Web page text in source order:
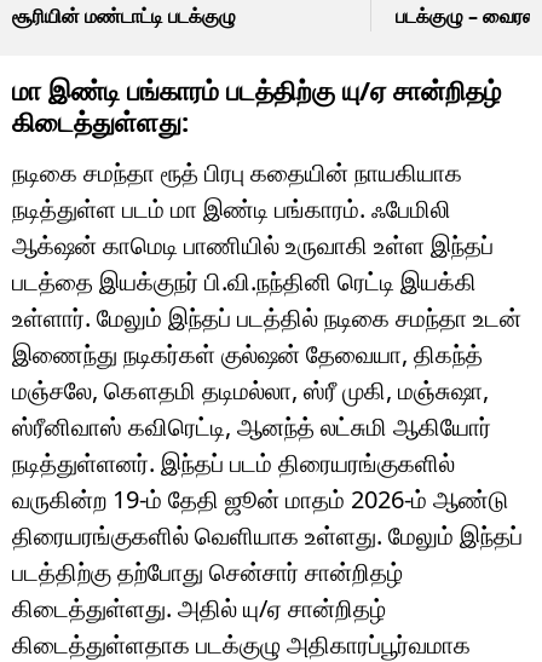
சூரியின் மண்டாட்டி படக்குழு
படக்குழு –
மா இண்டி பங்காரம் படத்திற்கு யு/ஏ சான்றிதழ்
கிடைத்துள்ளது:
நடிகை சமந்தா ரூத் பிரபு கதையின் நாயகியாக
நடித்துள்ள படம் மா இண்டி பங்காரம். ஃபேமிலி
ஆக்‌ஷன் காமெடி பாணியில் உருவாகி உள்ள இந்தப்
படத்தை இயக்குநர் பி.வி.நந்தினி ரெட்டி இயக்கி
உள்ளார். மேலும் இந்தப் படத்தில் நடிகை சமந்தா உடன்
இணைந்து நடிகர்கள் குல்ஷன் தேவையா, திகந்த்
மஞ்சலே, கௌதமி தடிமல்லா, ஸ்ரீ முகி, மஞ்சுஷா,
ஸ்ரீனிவாஸ் கவிரெட்டி, ஆனந்த் லட்சுமி ஆகியோர்
நடித்துள்ளனர். இந்தப் படம் திரையரங்குகளில்
வருகின்ற 19-ம் தேதி ஜூன் மாதம் 2026-ம் ஆண்டு
திரையரங்குகளில் வெளியாக உள்ளது. மேலும் இந்தப்
படத்திற்கு தற்போது சென்சார் சான்றிதழ்
கிடைத்துள்ளது. அதில் யு/ஏ சான்றிதழ்
கிடைத்துள்ளதாக படக்குழு அதிகாரப்பூர்வமாக